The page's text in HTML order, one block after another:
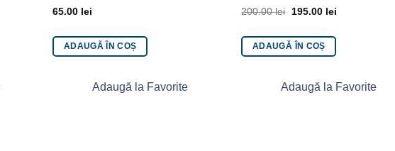
65.00 lei
ADAUGĂ ÎN COȘ
Adaugă la Favorite
200.00lei 195.00 lei
ADAUGĂ ÎN COȘ
Adaugă la Favorite